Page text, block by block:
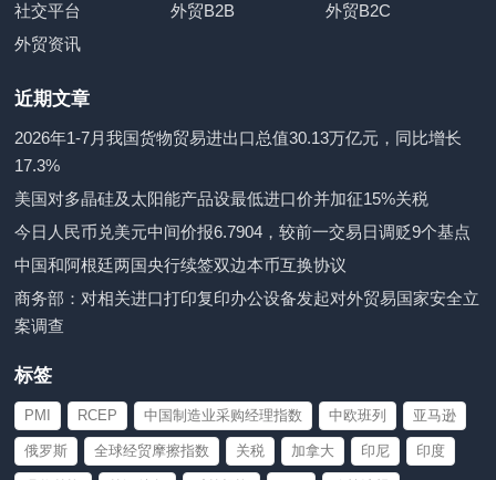
社交平台
外贸B2B
外贸B2C
外贸资讯
近期文章
2026年1-7月我国货物贸易进出口总值30.13万亿元，同比增长
17.3%
美国对多晶硅及太阳能产品设最低进口价并加征15%关税
今日人民币兑美元中间价报6.7904，较前一交易日调贬9个基点
中国和阿根廷两国央行续签双边本币互换协议
商务部：对相关进口打印复印办公设备发起对外贸易国家安全立
案调查
标签
PMI RCEP 中国制造业采购经理指数 中欧班列 亚马逊
俄罗斯 全球经贸摩擦指数 关税 加拿大 印尼 印度